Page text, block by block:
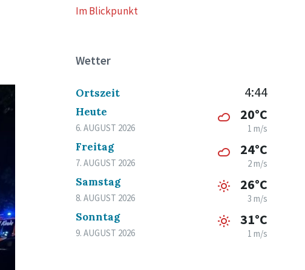
Im Blickpunkt
Wetter
Ortszeit 4:44
Heute
6. AUGUST 2026
20°C
1 m/s
Freitag
7. AUGUST 2026
24°C
2 m/s
Samstag
8. AUGUST 2026
26°C
3 m/s
Sonntag
9. AUGUST 2026
31°C
1 m/s